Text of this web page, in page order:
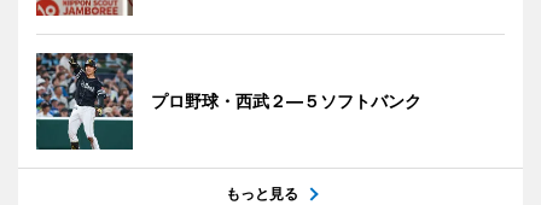
プロ野球・西武２―５ソフトバンク
もっと見る